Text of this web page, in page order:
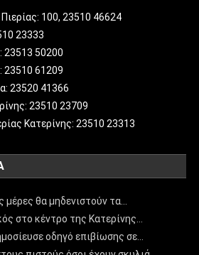
100, 23510 46624
23333
23513 50200
23510 61209
23520 41366
23510 23709
Κατερίνης: 23510 23313
θα μηδενιστούν τα…
στο κέντρο της Κατερίνης…
οδηγό επιβίωσης σε…